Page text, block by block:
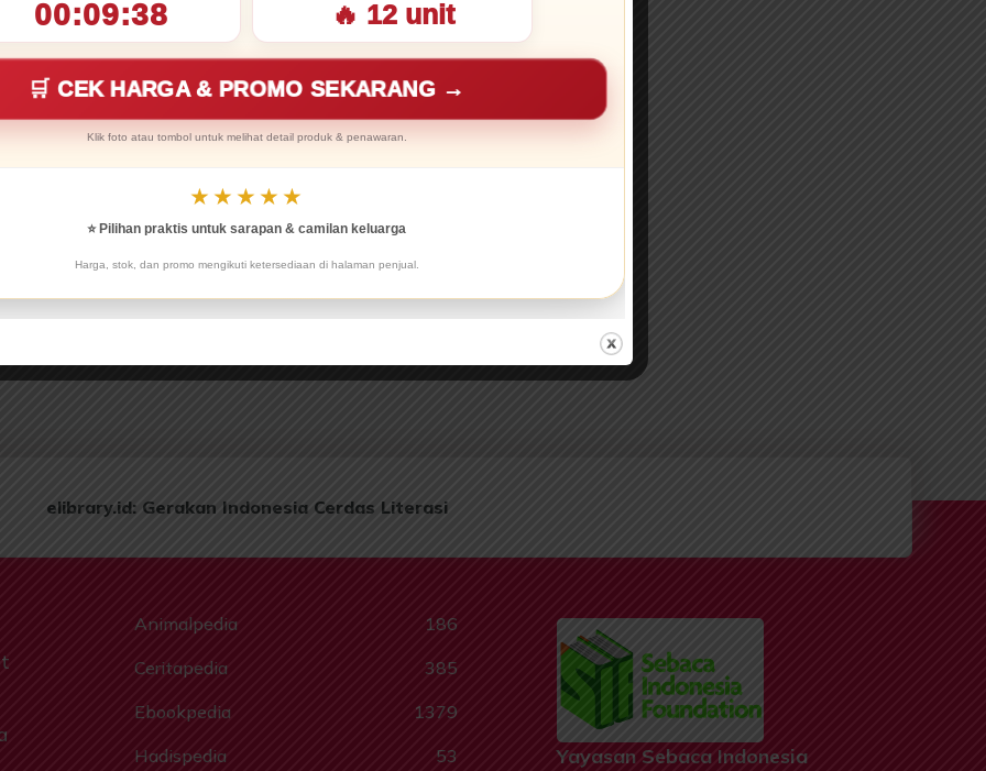
Tr
a
n
sl
at
elibrary.id: Gerakan Indonesia Cerdas Literasi
Animalpedia
186
Ceritapedia
385
Ebookpedia
1379
Hadispedia
53
Yayasan Sebaca Indonesia
00:09:37 🔥 12unit
🛒 CEK HARGA & PROMO SEKARANG →
Klik foto atau tombol untuk melihat detail produk & penawaran.
★★★★★
⭐ Pilihan praktis untuk sarapan & camilan keluarga
Harga, stok, dan promo mengikuti ketersediaan di halaman penjual.